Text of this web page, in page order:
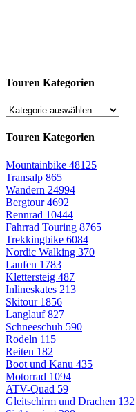
Touren Kategorien
Touren Kategorien
Mountainbike 48125
Transalp 865
Wandern 24994
Bergtour4692
Rennrad 10444
Fahrrad Touring 8765
Trekkingbike 6084
Nordic Walking 370
Laufen 1783
Klettersteig 487
Inlineskates 213
Skitour 1856
Langlauf827
Schneeschuh 590
Rodeln 115
Reiten 182
Boot und Kanu 435
Motorrad 1094
ATV-Quad 59
Gleitschirm und Drachen 132